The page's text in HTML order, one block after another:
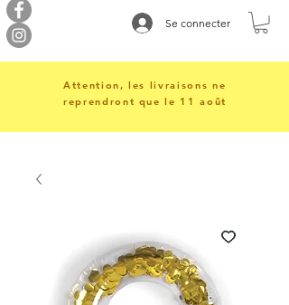
Se connecter
Attention, les livraisons ne
reprendront que le 11 août